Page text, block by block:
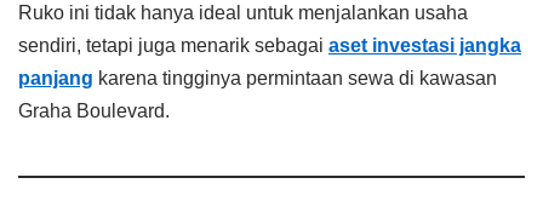
Ruko ini tidak hanya ideal untuk menjalankan usaha
sendiri, tetapi juga menarik sebagai aset investasi jangka
panjang karena tingginya permintaan sewa di kawasan
Graha Boulevard.